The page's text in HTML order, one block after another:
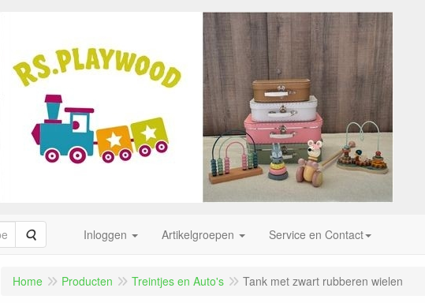
Zoeken Inloggen Artikelgroepen Service en Contact
Home Producten Treintjes en Auto's Tank met zwart rubberen wielen